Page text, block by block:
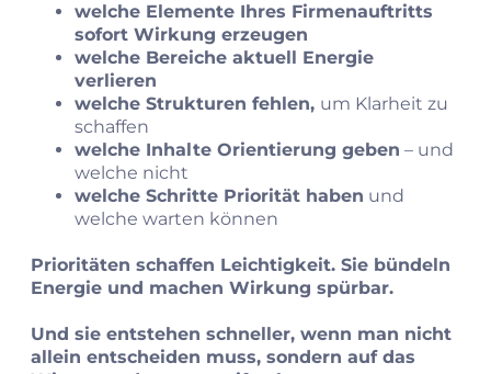
welche Elemente Ihres Firmenauftritts
sofort Wirkung erzeugen
welche Bereiche aktuell Energie
verlieren
welche Strukturen fehlen, um Klarheit zu
schaffen
welche Inhalte Orientierung geben – und
welche nicht
welche Schritte Priorität haben und
welche warten können
Prioritäten schaffen Leichtigkeit. Sie bündeln
Energie und machen Wirkung spürbar.
Und sie entstehen schneller, wenn man nicht
allein entscheiden muss, sondern auf das